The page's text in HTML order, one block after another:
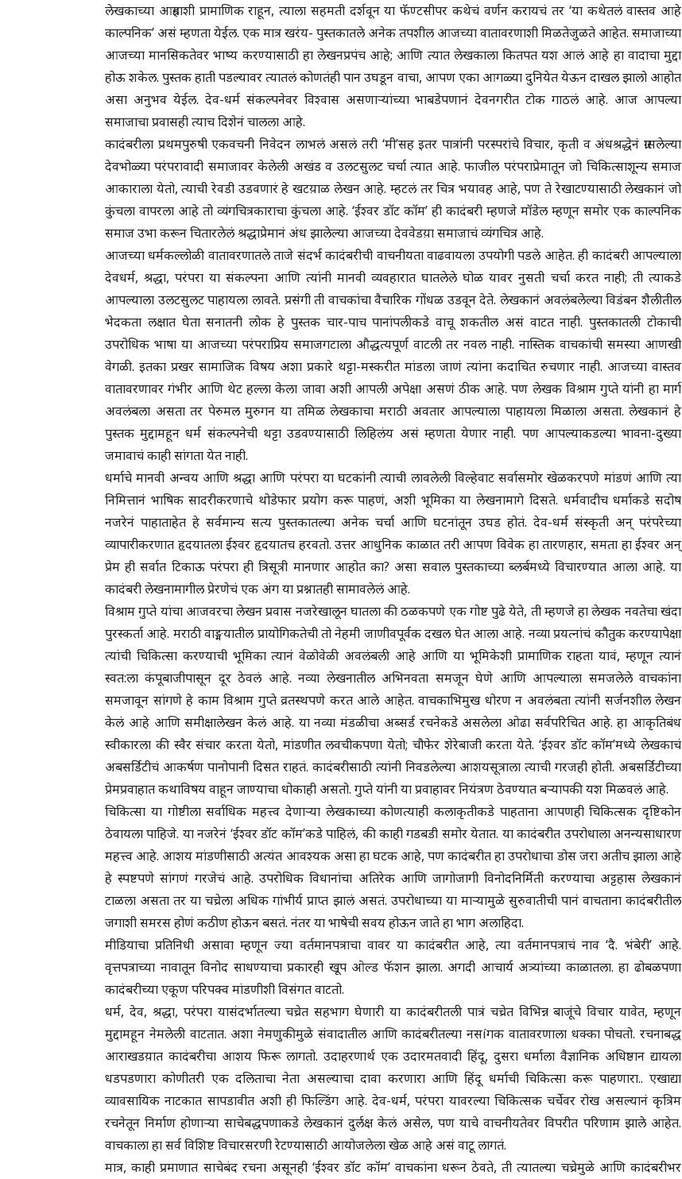
लेखकाच्या आग्रहाशी प्रामाणिक राहून, त्याला सहमती दर्शवून या फॅण्टसीपर कथेचं वर्णन करायचं तर ‘या कथेतलं वास्तव आहे
काल्पनिक’ असं म्हणता येईल. एक मात्र खरंय- पुस्तकातले अनेक तपशील आजच्या वातावरणाशी मिळतेजुळते आहेत. समाजाच्या
आजच्या मानसिकतेवर भाष्य करण्यासाठी हा लेखनप्रपंच आहे; आणि त्यात लेखकाला कितपत यश आलं आहे हा वादाचा मुद्दा
होऊ शकेल. पुस्तक हाती पडल्यावर त्यातलं कोणतंही पान उघडून वाचा, आपण एका आगळ्या दुनियेत येऊन दाखल झालो आहोत
असा अनुभव येईल. देव-धर्म संकल्पनेवर विश्वास असणाऱ्यांच्या भाबडेपणानं देवनगरीत टोक गाठलं आहे. आज आपल्या
समाजाचा प्रवासही त्याच दिशेनं चालला आहे.
कादंबरीला प्रथमपुरुषी एकवचनी निवेदन लाभलं असलं तरी ‘मी’सह इतर पात्रांनी परस्परांचे विचार, कृती व अंधश्रद्धेनं ग्रासलेल्या
देवभोळ्या परंपरावादी समाजावर केलेली अखंड व उलटसुलट चर्चा त्यात आहे. फाजील परंपराप्रेमातून जो चिकित्साशून्य समाज
आकाराला येतो, त्याची रेवडी उडवणारं हे खटय़ाळ लेखन आहे. म्हटलं तर चित्र भयावह आहे, पण ते रेखाटण्यासाठी लेखकानं जो
कुंचला वापरला आहे तो व्यंगचित्रकाराचा कुंचला आहे. ‘ईश्वर डॉट कॉम’ ही कादंबरी म्हणजे मॉडेल म्हणून समोर एक काल्पनिक
समाज उभा करून चितारलेलं श्रद्धाप्रेमानं अंध झालेल्या आजच्या देववेडय़ा समाजाचं व्यंगचित्र आहे.
आजच्या धर्मकल्लोळी वातावरणातले ताजे संदर्भ कादंबरीची वाचनीयता वाढवायला उपयोगी पडले आहेत. ही कादंबरी आपल्याला
देवधर्म, श्रद्धा, परंपरा या संकल्पना आणि त्यांनी मानवी व्यवहारात घातलेले घोळ यावर नुसती चर्चा करत नाही; ती त्याकडे
आपल्याला उलटसुलट पाहायला लावते. प्रसंगी ती वाचकांचा वैचारिक गोंधळ उडवून देते. लेखकानं अवलंबलेल्या विडंबन शैलीतील
भेदकता लक्षात घेता सनातनी लोक हे पुस्तक चार-पाच पानांपलीकडे वाचू शकतील असं वाटत नाही. पुस्तकातली टोकाची
उपरोधिक भाषा या आजच्या परंपराप्रिय समाजगटाला औद्धत्यपूर्ण वाटली तर नवल नाही. नास्तिक वाचकांची समस्या आणखी
वेगळी. इतका प्रखर सामाजिक विषय अशा प्रकारे थट्टा-मस्करीत मांडला जाणं त्यांना कदाचित रुचणार नाही. आजच्या वास्तव
वातावरणावर गंभीर आणि थेट हल्ला केला जावा अशी आपली अपेक्षा असणं ठीक आहे. पण लेखक विश्राम गुप्ते यांनी हा मार्ग
अवलंबला असता तर पेरुमल मुरुगन या तमिळ लेखकाचा मराठी अवतार आपल्याला पाहायला मिळाला असता. लेखकानं हे
पुस्तक मुद्दामहून धर्म संकल्पनेची थट्टा उडवण्यासाठी लिहिलंय असं म्हणता येणार नाही. पण आपल्याकडल्या भावना-दुख्या
जमावाचं काही सांगता येत नाही.
धर्माचे मानवी अन्वय आणि श्रद्धा आणि परंपरा या घटकांनी त्याची लावलेली विल्हेवाट सर्वासमोर खेळकरपणे मांडणं आणि त्या
निमित्तानं भाषिक सादरीकरणाचे थोडेफार प्रयोग करू पाहणं, अशी भूमिका या लेखनामागे दिसते. धर्मवादीच धर्माकडे सदोष
नजरेनं पाहाताहेत हे सर्वमान्य सत्य पुस्तकातल्या अनेक चर्चा आणि घटनांतून उघड होतं. देव-धर्म संस्कृती अन् परंपरेच्या
व्यापारीकरणात हृदयातला ईश्वर हृदयातच हरवतो. उत्तर आधुनिक काळात तरी आपण विवेक हा तारणहार, समता हा ईश्वर अन्
प्रेम ही सर्वात टिकाऊ परंपरा ही त्रिसूत्री मानणार आहोत का? असा सवाल पुस्तकाच्या ब्लर्बमध्ये विचारण्यात आला आहे. या
कादंबरी लेखनामागील प्रेरणेचं एक अंग या प्रश्नातही सामावलेलं आहे.
विश्राम गुप्ते यांचा आजवरचा लेखन प्रवास नजरेखालून घातला की ठळकपणे एक गोष्ट पुढे येते, ती म्हणजे हा लेखक नवतेचा खंदा
पुरस्कर्ता आहे. मराठी वाङ्मयातील प्रायोगिकतेची तो नेहमी जाणीवपूर्वक दखल घेत आला आहे. नव्या प्रयत्नांचं कौतुक करण्यापेक्षा
त्यांची चिकित्सा करण्याची भूमिका त्यानं वेळोवेळी अवलंबली आहे आणि या भूमिकेशी प्रामाणिक राहता यावं, म्हणून त्यानं
स्वत:ला कंपूबाजीपासून दूर ठेवलं आहे. नव्या लेखनातील अभिनवता समजून घेणे आणि आपल्याला समजलेले वाचकांना
समजावून सांगणे हे काम विश्राम गुप्ते व्रतस्थपणे करत आले आहेत. वाचकाभिमुख धोरण न अवलंबता त्यांनी सर्जनशील लेखन
केलं आहे आणि समीक्षालेखन केलं आहे. या नव्या मंडळीचा अब्सर्ड रचनेकडे असलेला ओढा सर्वपरिचित आहे. हा आकृतिबंध
स्वीकारला की स्वैर संचार करता येतो, मांडणीत लवचीकपणा येतो; चौफेर शेरेबाजी करता येते. ‘ईश्वर डॉट कॉम’मध्ये लेखकाचं
अबसर्डिटीचं आकर्षण पानोपानी दिसत राहतं. कादंबरीसाठी त्यांनी निवडलेल्या आशयसूत्राला त्याची गरजही होती. अबसर्डिटीच्या
प्रेमप्रवाहात कथाविषय वाहून जाण्याचा धोकाही असतो. गुप्ते यांनी या प्रवाहावर नियंत्रण ठेवण्यात बऱ्यापकी यश मिळवलं आहे.
चिकित्सा या गोष्टीला सर्वाधिक महत्त्व देणाऱ्या लेखकाच्या कोणत्याही कलाकृतीकडे पाहताना आपणही चिकित्सक दृष्टिकोन
ठेवायला पाहिजे. या नजरेनं ‘ईश्वर डॉट कॉम’कडे पाहिलं, की काही गडबडी समोर येतात. या कादंबरीत उपरोधाला अनन्यसाधारण
महत्त्व आहे. आशय मांडणीसाठी अत्यंत आवश्यक असा हा घटक आहे, पण कादंबरीत हा उपरोधाचा डोस जरा अतीच झाला आहे
हे स्पष्टपणे सांगणं गरजेचं आहे. उपरोधिक विधानांचा अतिरेक आणि जागोजागी विनोदनिर्मिती करण्याचा अट्टहास लेखकानं
टाळला असता तर या चच्रेला अधिक गांभीर्य प्राप्त झालं असतं. उपरोधाच्या या माऱ्यामुळे सुरुवातीची पानं वाचताना कादंबरीतील
जगाशी समरस होणं कठीण होऊन बसतं. नंतर या भाषेची सवय होऊन जाते हा भाग अलाहिदा.
मीडियाचा प्रतिनिधी असावा म्हणून ज्या वर्तमानपत्राचा वावर या कादंबरीत आहे, त्या वर्तमानपत्राचं नाव ‘दै. भंबेरी’ आहे.
वृत्तपत्राच्या नावातून विनोद साधण्याचा प्रकारही खूप ओल्ड फॅशन झाला. अगदी आचार्य अत्र्यांच्या काळातला. हा ढोबळपणा
कादंबरीच्या एकूण परिपक्व मांडणीशी विसंगत वाटतो.
धर्म, देव, श्रद्धा, परंपरा यासंदर्भातल्या चच्रेत सहभाग घेणारी या कादंबरीतली पात्रं चच्रेत विभिन्न बाजूंचे विचार यावेत, म्हणून
मुद्दामहून नेमलेली वाटतात. अशा नेमणुकीमुळे संवादातील आणि कादंबरीतल्या नसíगक वातावरणाला धक्का पोचतो. रचनाबद्ध
आराखडय़ात कादंबरीचा आशय फिरू लागतो. उदाहरणार्थ एक उदारमतवादी हिंदू, दुसरा धर्माला वैज्ञानिक अधिष्ठान द्यायला
धडपडणारा कोणीतरी एक दलिताचा नेता असल्याचा दावा करणारा आणि हिंदू धर्माची चिकित्सा करू पाहणारा.. एखाद्या
व्यावसायिक नाटकात सापडावीत अशी ही फिल्डिंग आहे. देव-धर्म, परंपरा यावरल्या चिकित्सक चर्चेवर रोख असल्यानं कृत्रिम
रचनेतून निर्माण होणाऱ्या साचेबद्धपणाकडे लेखकानं दुर्लक्ष केलं असेल, पण याचे वाचनीयतेवर विपरीत परिणाम झाले आहेत.
वाचकाला हा सर्व विशिष्ट विचारसरणी रेटण्यासाठी आयोजलेला खेळ आहे असं वाटू लागतं.
मात्र, काही प्रमाणात साचेबंद रचना असूनही ‘ईश्वर डॉट कॉम’ वाचकांना धरून ठेवते, ती त्यातल्या चच्रेमुळे आणि कादंबरीभर